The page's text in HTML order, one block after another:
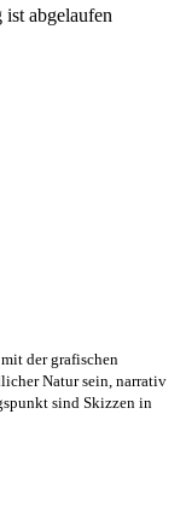
abgelaufen
der grafischen
Natur sein, narrativ
sind Skizzen in